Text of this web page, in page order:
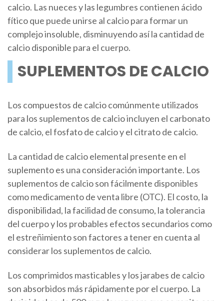
calcio. Las nueces y las legumbres contienen ácido
fítico que puede unirse al calcio para formar un
complejo insoluble, disminuyendo así la cantidad de
calcio disponible para el cuerpo.
SUPLEMENTOS DE CALCIO
Los compuestos de calcio comúnmente utilizados
para los suplementos de calcio incluyen el carbonato
de calcio, el fosfato de calcio y el citrato de calcio.
La cantidad de calcio elemental presente en el
suplemento es una consideración importante. Los
suplementos de calcio son fácilmente disponibles
como medicamento de venta libre (OTC). El costo, la
disponibilidad, la facilidad de consumo, la tolerancia
del cuerpo y los probables efectos secundarios como
el estreñimiento son factores a tener en cuenta al
considerar los suplementos de calcio.
Los comprimidos masticables y los jarabes de calcio
son absorbidos más rápidamente por el cuerpo. La